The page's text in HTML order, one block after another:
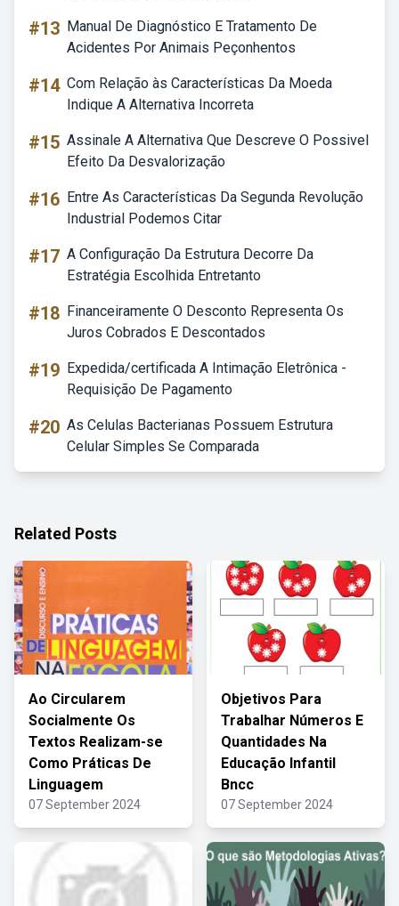
#13 Manual De Diagnóstico E Tratamento De
Acidentes Por Animais Peçonhentos
#14 Com Relação às Características Da Moeda
Indique A Alternativa Incorreta
#15 Assinale A Alternativa Que Descreve O Possivel
Efeito Da Desvalorização
#16 Entre As Características Da Segunda Revolução
Industrial Podemos Citar
#17 A Configuração Da Estrutura Decorre Da
Estratégia Escolhida Entretanto
#18 Financeiramente O Desconto Representa Os
Juros Cobrados E Descontados
#19 Expedida/certificada A Intimação Eletrônica -
Requisição De Pagamento
#20 As Celulas Bacterianas Possuem Estrutura
Celular Simples Se Comparada
Related Posts
Ao Circularem
Socialmente Os
Textos Realizam-se
Como Práticas De
Linguagem
07 September 2024
Objetivos Para
Trabalhar Números E
Quantidades Na
Educação Infantil
Bncc
07 September 2024